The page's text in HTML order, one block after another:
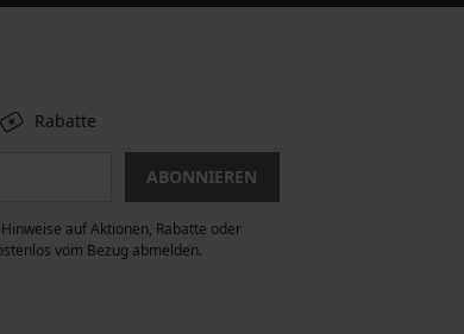
Rabatte
ABONNIEREN
auf Aktionen, Rabatte oder
vom Bezug abmelden.